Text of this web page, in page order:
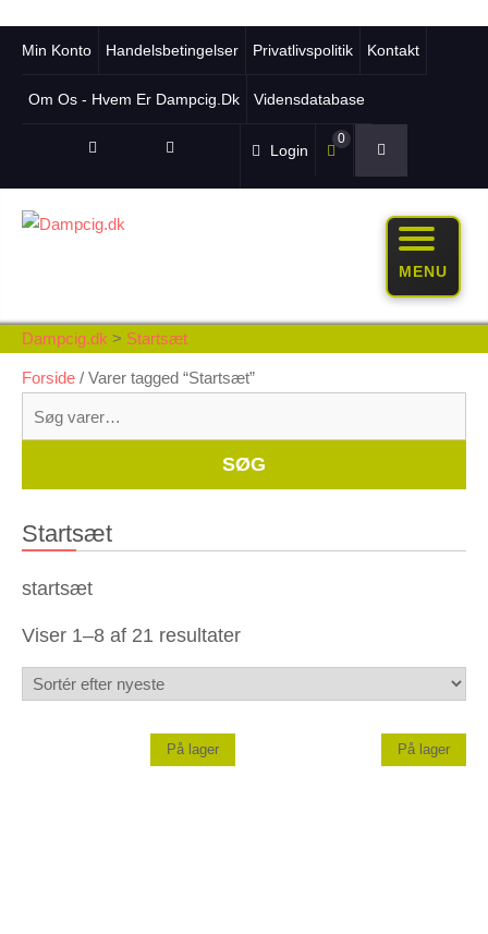
Min Konto Handelsbetingelser Privatlivspolitik Kontakt
Om Os - Hvem Er Dampcig.dk Vidensdatabase
Login
0
MENU
Dampcig.dk > Startsæt
Forside / Varer tagged “Startsæt”
SØG
Startsæt
startsæt
Viser 1–8 af 21 resultaterSorteret
efter
seneste
På lager På lager